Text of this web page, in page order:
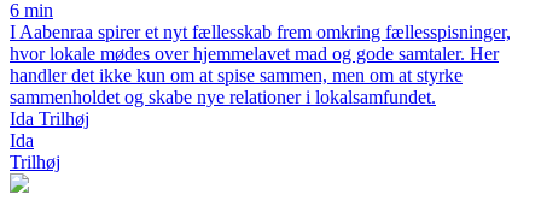
6 min
I Aabenraa spirer et nyt fællesskab frem omkring fællesspisninger,
hvor lokale mødes over hjemmelavet mad og gode samtaler. Her
handler det ikke kun om at spise sammen, men om at styrke
sammenholdet og skabe nye relationer i lokalsamfundet.
Ida Trilhøj
Ida
Trilhøj